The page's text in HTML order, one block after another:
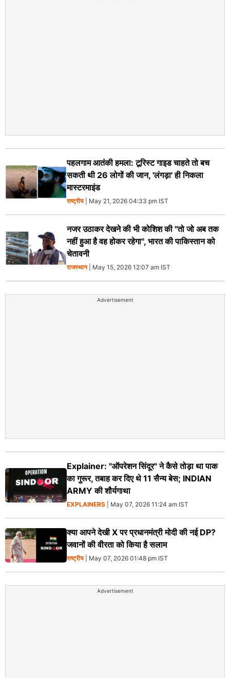
पहलगाम आतंकी हमला: टूरिस्ट गाइड चाहते तो बच
सकती थी 26 लोगों की जान, 'लंगड़ा' ही निकला
मास्टरमाइंड
राष्ट्रीय| May 21, 2026 04:33 pm IST
नजर उठाकर देखने की भी कोशिश की ''तो जो अब तक
नहीं हुआ है वह होकर रहेगा'', भारत की पाकिस्तान को
चेतावनी
राजस्थान| May 15, 2026 12:07 am IST
Advertisement
Explainer: "ऑपरेशन सिंदूर" ने कैसे तोड़ा था पाक
का गुरूर, तबाह कर दिए थे 11 सैन्य बेस; INDIAN
ARMY की शौर्यगाथा
EXPLAINERS | May 07, 2026 11:24 am IST
क्या आपने देखी X पर प्रधानमंत्री मोदी की नई DP?
जवानों की वीरता को किया है सलाम
राष्ट्रीय| May 07, 2026 01:48 pm IST
Advertisement